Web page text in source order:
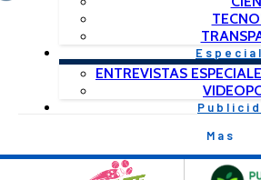
ENTREVISTAS
Mas